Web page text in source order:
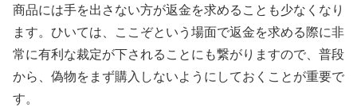
商品には手を出さない方が返金を求めることも少なくなり
ます。ひいては、ここぞという場面で返金を求める際に非
常に有利な裁定が下されることにも繋がりますので、普段
から、偽物をまず購入しないようにしておくことが重要で
す。